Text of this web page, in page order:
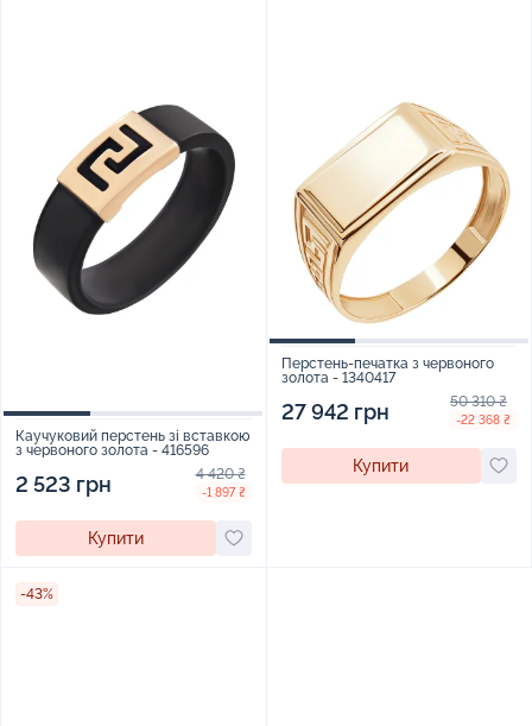
Каучуковий перстень зі вставкою
з червоного золота - 416596
2 523 грн 4 420 ₴
-1 897 ₴
Купити
Перстень-печатка з червоного
золота - 1340417
27 942 грн 50 310 ₴
-22 368 ₴
Купити
-43%